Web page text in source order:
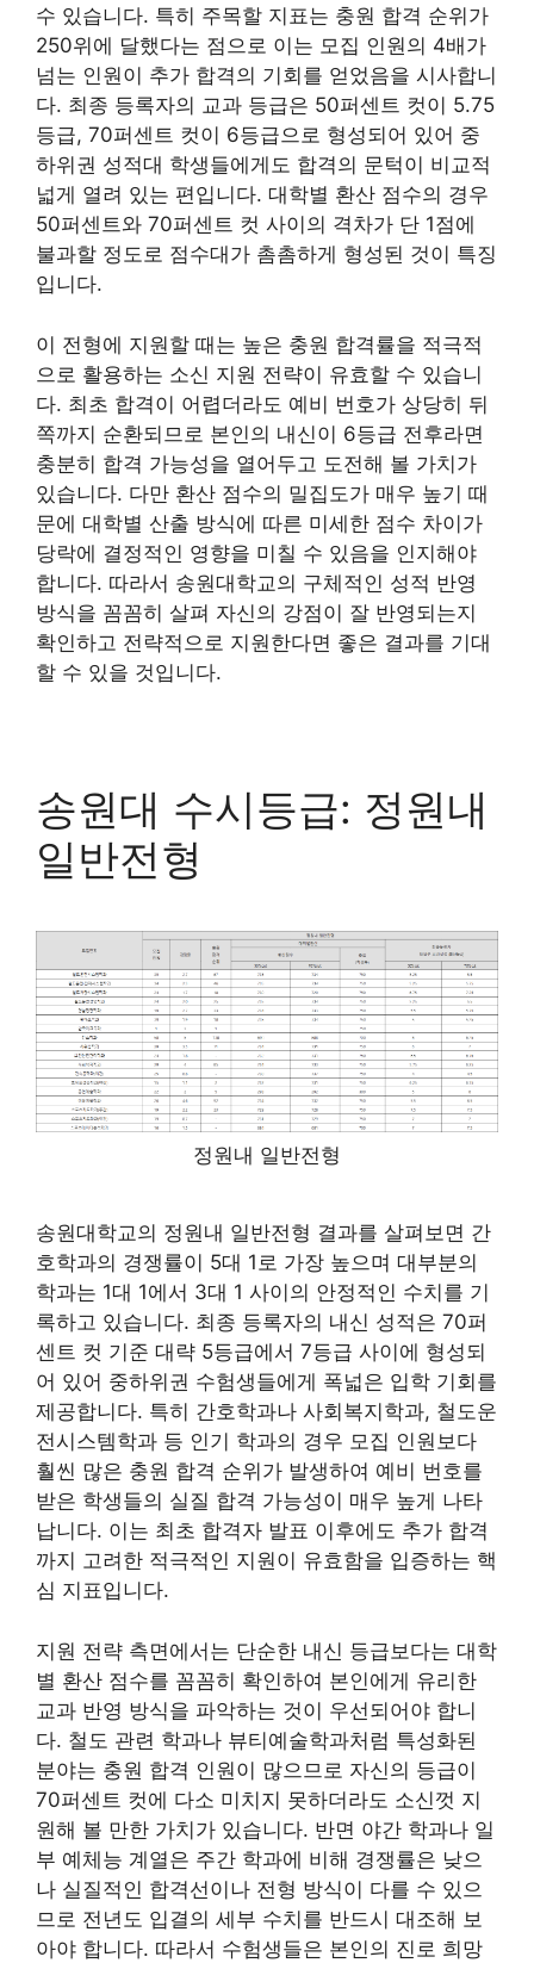
수 있습니다. 특히 주목할 지표는 충원 합격 순위가
250위에 달했다는 점으로 이는 모집 인원의 4배가
넘는 인원이 추가 합격의 기회를 얻었음을 시사합니
다. 최종 등록자의 교과 등급은 50퍼센트 컷이 5.75
등급, 70퍼센트 컷이 6등급으로 형성되어 있어 중
하위권 성적대 학생들에게도 합격의 문턱이 비교적
넓게 열려 있는 편입니다. 대학별 환산 점수의 경우
50퍼센트와 70퍼센트 컷 사이의 격차가 단 1점에
불과할 정도로 점수대가 촘촘하게 형성된 것이 특징
입니다.
이 전형에 지원할 때는 높은 충원 합격률을 적극적
으로 활용하는 소신 지원 전략이 유효할 수 있습니
다. 최초 합격이 어렵더라도 예비 번호가 상당히 뒤
쪽까지 순환되므로 본인의 내신이 6등급 전후라면
충분히 합격 가능성을 열어두고 도전해 볼 가치가
있습니다. 다만 환산 점수의 밀집도가 매우 높기 때
문에 대학별 산출 방식에 따른 미세한 점수 차이가
당락에 결정적인 영향을 미칠 수 있음을 인지해야
합니다. 따라서 송원대학교의 구체적인 성적 반영
방식을 꼼꼼히 살펴 자신의 강점이 잘 반영되는지
확인하고 전략적으로 지원한다면 좋은 결과를 기대
할 수 있을 것입니다.
송원대 수시등급: 정원내
일반전형
정원내 일반전형
송원대학교의 정원내 일반전형 결과를 살펴보면 간
호학과의 경쟁률이 5대 1로 가장 높으며 대부분의
학과는 1대 1에서 3대 1 사이의 안정적인 수치를 기
록하고 있습니다. 최종 등록자의 내신 성적은 70퍼
센트 컷 기준 대략 5등급에서 7등급 사이에 형성되
어 있어 중하위권 수험생들에게 폭넓은 입학 기회를
제공합니다. 특히 간호학과나 사회복지학과, 철도운
전시스템학과 등 인기 학과의 경우 모집 인원보다
훨씬 많은 충원 합격 순위가 발생하여 예비 번호를
받은 학생들의 실질 합격 가능성이 매우 높게 나타
납니다. 이는 최초 합격자 발표 이후에도 추가 합격
까지 고려한 적극적인 지원이 유효함을 입증하는 핵
심 지표입니다.
지원 전략 측면에서는 단순한 내신 등급보다는 대학
별 환산 점수를 꼼꼼히 확인하여 본인에게 유리한
교과 반영 방식을 파악하는 것이 우선되어야 합니
다. 철도 관련 학과나 뷰티예술학과처럼 특성화된
분야는 충원 합격 인원이 많으므로 자신의 등급이
70퍼센트 컷에 다소 미치지 못하더라도 소신껏 지
원해 볼 만한 가치가 있습니다. 반면 야간 학과나 일
부 예체능 계열은 주간 학과에 비해 경쟁률은 낮으
나 실질적인 합격선이나 전형 방식이 다를 수 있으
므로 전년도 입결의 세부 수치를 반드시 대조해 보
아야 합니다. 따라서 수험생들은 본인의 진로 희망